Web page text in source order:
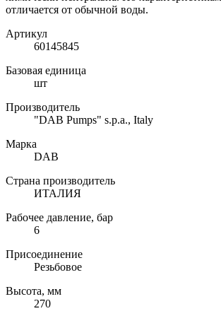
отличается от обычной воды.
Артикул
60145845
Базовая единица
шт
Производитель
"DAB Pumps" s.p.a., Italy
Марка
DAB
Страна производитель
ИТАЛИЯ
Рабочее давление, бар
6
Присоединение
Резьбовое
Высота, мм
270